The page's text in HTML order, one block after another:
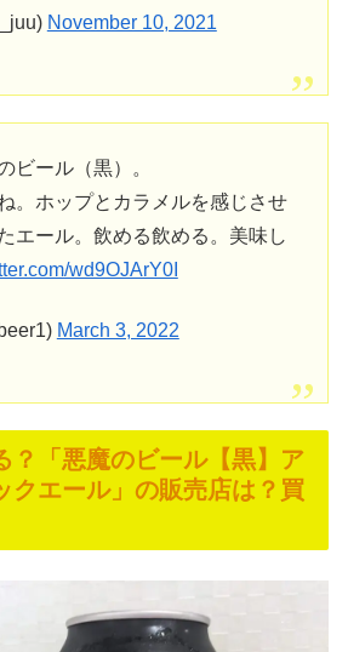
November 10, 2021
ビール（黒）。
。ホップとカラメルを感じさせ
エール。飲める飲める。美味し
wd9OJArY0I
March 3, 2022
？「悪魔のビール【黒】ア
クエール」の販売店は？買